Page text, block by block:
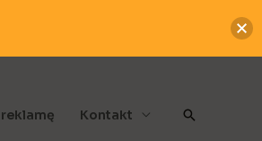
Kontakt Szukaj